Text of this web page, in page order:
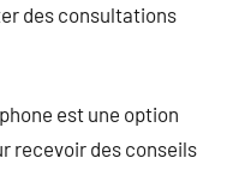
des consultations
est une option
recevoir des conseils